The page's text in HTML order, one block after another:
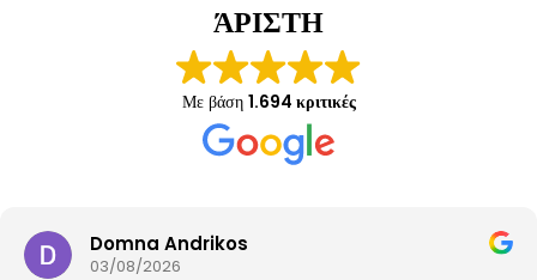
ΆΡΙΣΤΗ
Με βάση 1.694 κριτικές
Domna Andrikos
03/08/2026